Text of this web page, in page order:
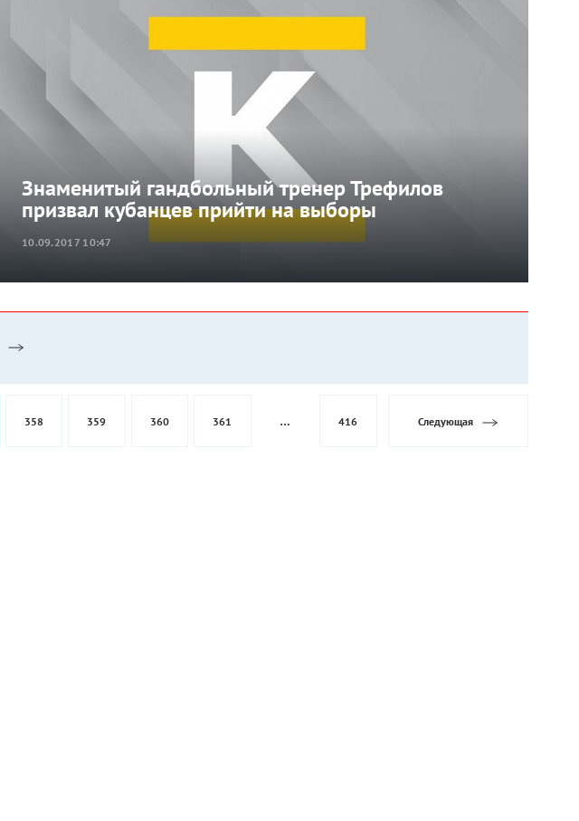
Знаменитый гандбольный тренер Трефилов
призвал кубанцев прийти на выборы
10.09.2017 10:47
358 359 360 361 … 416 Следующая